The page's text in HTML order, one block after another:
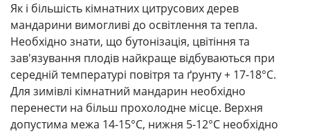
Як і більшість кімнатних цитрусових дерев
мандарини вимогливі до освітлення та тепла.
Необхідно знати, що бутонізація, цвітіння та
зав'язування плодів найкраще відбуваються при
середній температурі повітря та ґрунту + 17-18°C.
Для зимівлі кімнатний мандарин необхідно
перенести на більш прохолодне місце. Верхня
допустима межа 14-15°C, нижня 5-12°C необхідно